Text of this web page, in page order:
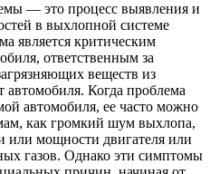
— это процесс выявления и
в выхлопной системе
является критическим
ответственным за
веществ из
автомобиля. Когда проблема
автомобиля, ее часто можно
как громкий шум выхлопа,
или мощности двигателя или
газов. Однако эти симптомы